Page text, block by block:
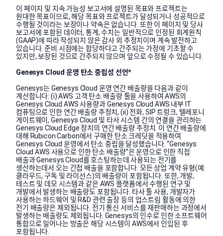
이 페이지 및 지속 가능성 보고서에 설명된 목표와 프로젝트는
원대한 목표이므로, 해당 목표와 프로젝트가 달성되거나 성공적으로
수행될 것이라는 보장이나 약속은 없습니다. 또한 이 페이지 및 당사
보고서에 포함된 데이터, 통계, 수치는 일반적으로 인정된 회계원칙
(GAAP)에 따라 작성되지 않은 감사 외 추정치이며 계속 발전하고
있습니다. 준비 시점에는 합당하다고 간주되는 가정에 기초할 수
있지만, 보장된 것으로 간주되지 않으며 앞으로 수정될 수 있습니다.
Genesys Cloud 운영 탄소 중립성 선언*
Genesys는 Genesys Cloud 운영 연간 배출량을 다음과 같이
계산합니다: (i) AWS 고객 탄소 배출량 툴을 사용하여 AWS의
Genesys Cloud AWS 사용량과 Genesys Cloud AWS 내부 IT
컴퓨팅으로 인한 연간 배출량 추정치, (ii) 전화, SIP 트렁크, 텔레포니
게이트웨이, Genesys Cloud 및 타사 시스템 간의 연결을 관리하는
Genesys Cloud Edge 장치의 연간 배출량 추정치. 이 연간 배출량에
대해 Rubicon Carbon에서 구매한 탄소 크레딧을 적용하여
Genesys Cloud 운영에서 탄소 중립을 달성했습니다. “Genesys
Cloud AWS 사용으로 인한 탄소 배출량”은 운영으로 인한 직접
배출과 Genesys Cloud를 호스팅하는데 사용되는 전기를
생산하는데서 오는 간접 배출을 포함합니다. 모든 상업 계약 유형(예:
클라우드, 구독 및 라이선스)의 배출량이 포함됩니다. 또한, 개발,
테스트 및 데모 시스템과 같은 AWS 플랫폼에서 수행된 연구 및
개발에서 발생하는 배출량도 포함됩니다. 타사 툴 사용, 개발자가
사용하는 하드웨어 및 R&D 관련 출장 등의 업스트림 활동에 의한
전기 배출량은 제외됩니다. 전기 통신 서비스를 재판매하는 과정에서
발생하는 배출량도 제외됩니다. Genesys의 인수로 인한 소프트웨어
통합으로 일어나는 방출은 해당 시스템이 AWS에서 인입된 후
포함됩니다.